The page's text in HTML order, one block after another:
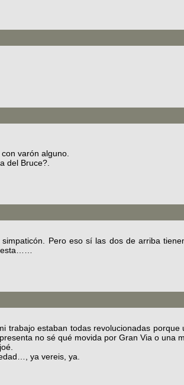
varón alguno.
del Bruce?.
Pero eso sí las dos de arriba
esta……
trabajo estaban todas revolucionadas porque
no sé qué movida por Gran Via o una
ya vereis, ya.